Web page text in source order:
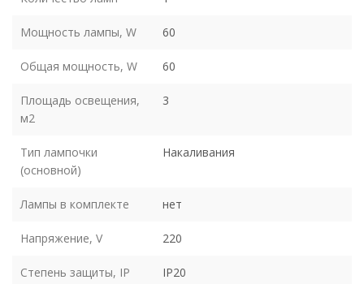
Мощность лампы, W 60
Общая мощность, W 60
Площадь освещения,
м2
3
Тип лампочки
(основной)
Накаливания
Лампы в комплекте нет
Напряжение, V 220
Степень защиты, IP IP20